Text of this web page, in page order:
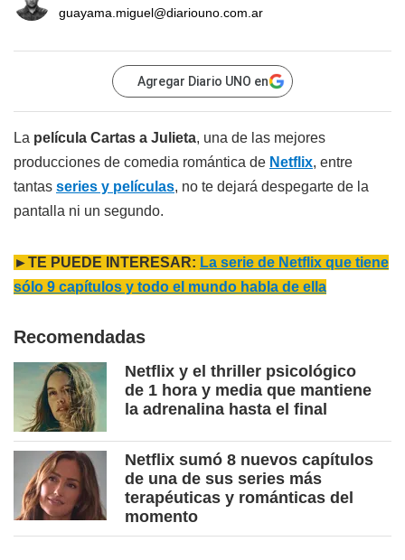
guayama.miguel@diariouno.com.ar
Agregar Diario UNO en
La película Cartas a Julieta, una de las mejores
producciones de comedia romántica de Netflix, entre
tantas series y películas, no te dejará despegarte de la
pantalla ni un segundo.
►TE PUEDE INTERESAR: La serie de Netflix que tiene
sólo 9 capítulos y todo el mundo habla de ella
Recomendadas
Netflix y el thriller psicológico
de 1 hora y media que mantiene
la adrenalina hasta el final
Netflix sumó 8 nuevos capítulos
de una de sus series más
terapéuticas y románticas del
momento